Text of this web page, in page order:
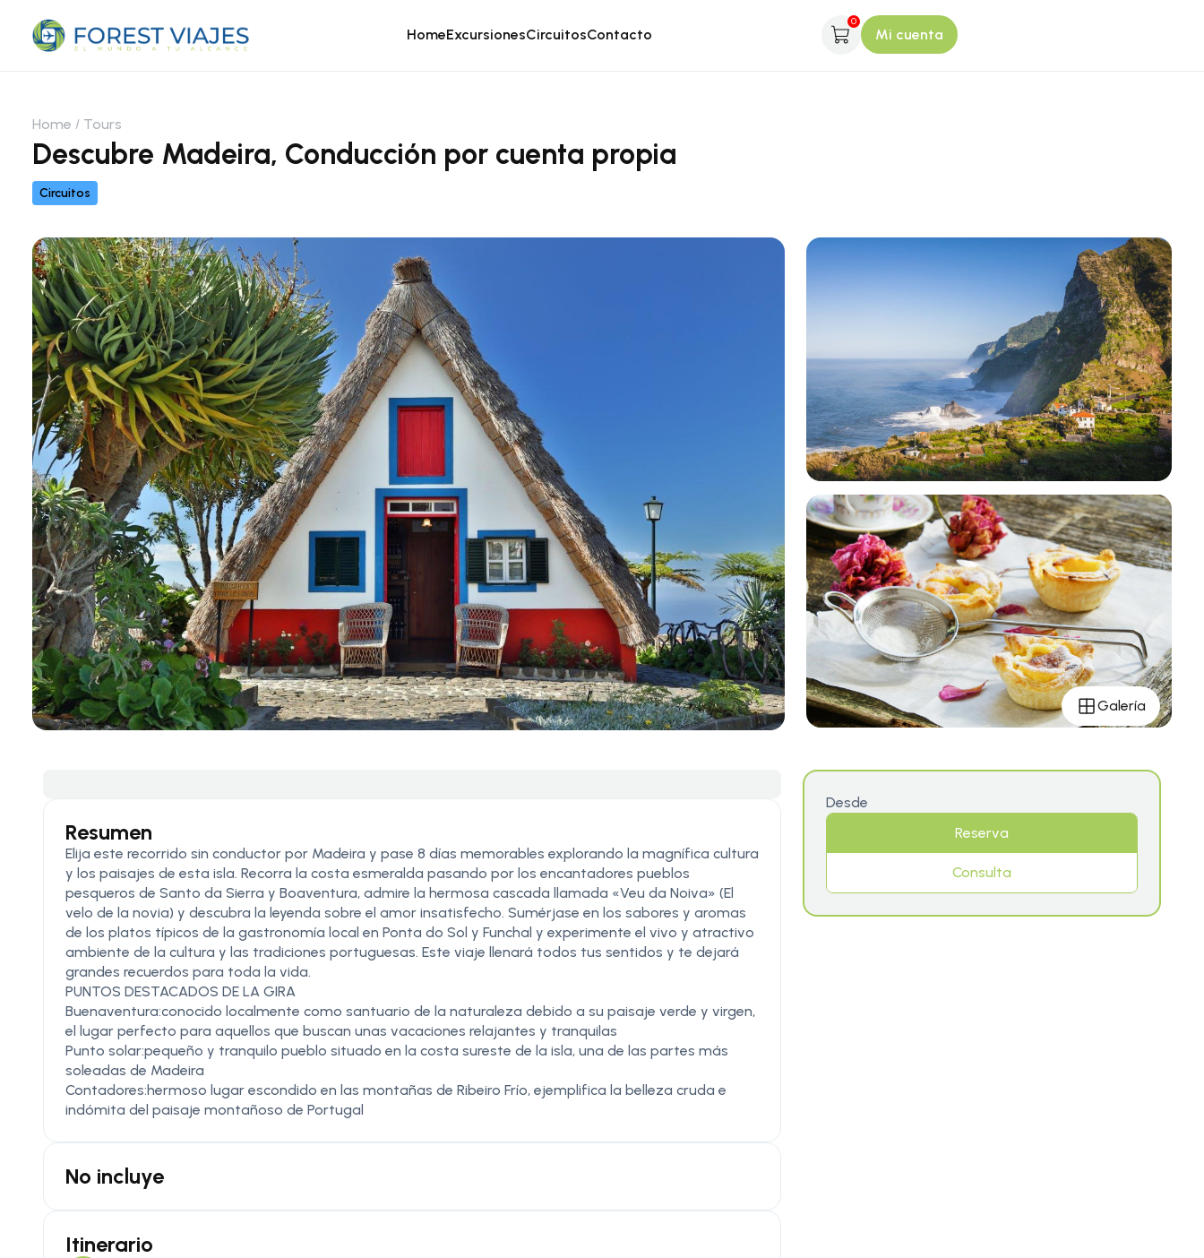
HomeExcursionesCircuitosContacto
0
Mi cuenta
Home Tours
Descubre Madeira, Conducción por cuenta propia
Circuitos
Galería
Resumen
Elija este recorrido sin conductor por Madeira y pase 8 días memorables explorando la magnífica cultura
y los paisajes de esta isla. Recorra la costa esmeralda pasando por los encantadores pueblos
pesqueros de Santo da Sierra y Boaventura, admire la hermosa cascada llamada «Veu da Noiva» (El
velo de la novia) y descubra la leyenda sobre el amor insatisfecho. Sumérjase en los sabores y aromas
de los platos típicos de la gastronomía local en Ponta do Sol y Funchal y experimente el vivo y atractivo
ambiente de la cultura y las tradiciones portuguesas. Este viaje llenará todos tus sentidos y te dejará
grandes recuerdos para toda la vida.
PUNTOS DESTACADOS DE LA GIRA
Buenaventura:conocido localmente como santuario de la naturaleza debido a su paisaje verde y virgen,
el lugar perfecto para aquellos que buscan unas vacaciones relajantes y tranquilas
Punto solar:pequeño y tranquilo pueblo situado en la costa sureste de la isla, una de las partes más
soleadas de Madeira
Contadores:hermoso lugar escondido en las montañas de Ribeiro Frío, ejemplifica la belleza cruda e
indómita del paisaje montañoso de Portugal
No incluye
Itinerario
Desde
Reserva
Consulta